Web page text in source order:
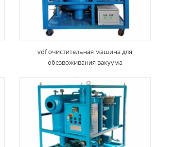
vdf очистительная машина для
обезвоживания вакуума